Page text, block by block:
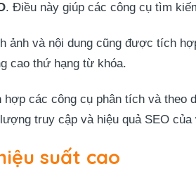
. Điều này giúp các công cụ tìm
ảnh và nội dung cũng được tích
cao thứ hạng từ khóa.
hợp các công cụ phân tích và theo
truy cập và hiệu quả SEO của
suất cao